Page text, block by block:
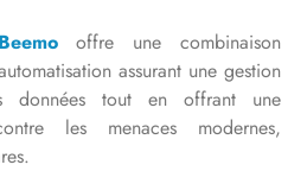
offre une combinaison
assurant une gestion
données tout en offrant une
les menaces modernes,